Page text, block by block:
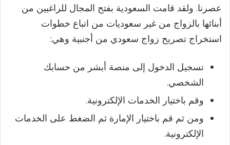
عصرنا. ولقد قامت السعودية بفتح المجال للراغبين من
أبنائها بالزواج من غير سعوديات من اتباع خطوات
استخراج تصريح زواج سعودي من أجنبية وهي:
تسجيل الدخول إلى منصة أبشر من حسابك
الشخصي.
وقم باختيار الخدمات الإلكترونية.
ومن ثم قم باختيار الإمارة ثم الضغط على الخدمات
الإلكترونية.